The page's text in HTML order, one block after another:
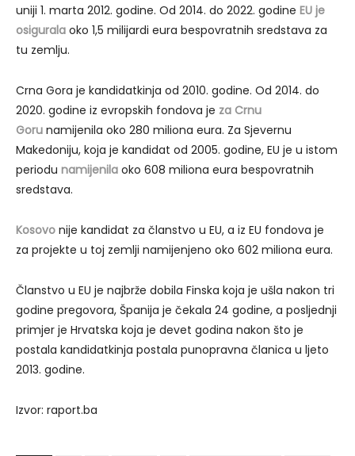
uniji 1. marta 2012. godine. Od 2014. do 2022. godine EU je
osigurala oko 1,5 milijardi eura bespovratnih sredstava za
tu zemlju.
Crna Gora je kandidatkinja od 2010. godine. Od 2014. do
2020. godine iz evropskih fondova je za Crnu
Goru namijenila oko 280 miliona eura. Za Sjevernu
Makedoniju, koja je kandidat od 2005. godine, EU je u istom
periodu namijenila oko 608 miliona eura bespovratnih
sredstava.
Kosovo nije kandidat za članstvo u EU, a iz EU fondova je
za projekte u toj zemlji namijenjeno oko 602 miliona eura.
Članstvo u EU je najbrže dobila Finska koja je ušla nakon tri
godine pregovora, Španija je čekala 24 godine, a posljednji
primjer je Hrvatska koja je devet godina nakon što je
postala kandidatkinja postala punopravna članica u ljeto
2013. godine.
Izvor: raport.ba